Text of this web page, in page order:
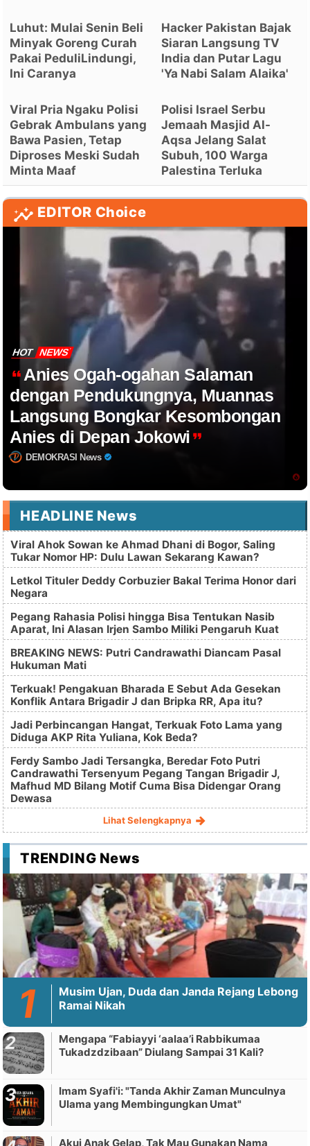
Luhut: Mulai Senin Beli
Minyak Goreng Curah
Pakai PeduliLindungi,
Ini Caranya
Hacker Pakistan Bajak
Siaran Langsung TV
India dan Putar Lagu
'Ya Nabi Salam Alaika'
Viral Pria Ngaku Polisi
Gebrak Ambulans yang
Bawa Pasien, Tetap
Diproses Meski Sudah
Minta Maaf
Polisi Israel Serbu
Jemaah Masjid Al-
Aqsa Jelang Salat
Subuh, 100 Warga
Palestina Terluka
EDITOR Choice
HOT NEWS
Anies Ogah-ogahan Salaman
dengan Pendukungnya, Muannas
Langsung Bongkar Kesombongan
Anies di Depan Jokowi
DEMOKRASI News
HEADLINE News
Viral Ahok Sowan ke Ahmad Dhani di Bogor, Saling
Tukar Nomor HP: Dulu Lawan Sekarang Kawan?
Letkol Tituler Deddy Corbuzier Bakal Terima Honor dari
Negara
Pegang Rahasia Polisi hingga Bisa Tentukan Nasib
Aparat, Ini Alasan Irjen Sambo Miliki Pengaruh Kuat
BREAKING NEWS: Putri Candrawathi Diancam Pasal
Hukuman Mati
Terkuak! Pengakuan Bharada E Sebut Ada Gesekan
Konflik Antara Brigadir J dan Bripka RR, Apa itu?
Jadi Perbincangan Hangat, Terkuak Foto Lama yang
Diduga AKP Rita Yuliana, Kok Beda?
Ferdy Sambo Jadi Tersangka, Beredar Foto Putri
Candrawathi Tersenyum Pegang Tangan Brigadir J,
Mafhud MD Bilang Motif Cuma Bisa Didengar Orang
Dewasa
Lihat Selengkapnya
TRENDING News
Musim Ujan, Duda dan Janda Rejang Lebong
Ramai Nikah
Mengapa “Fabiayyi ‘aalaa’i Rabbikumaa
Tukadzdzibaan” Diulang Sampai 31 Kali?
Imam Syafi'i: "Tanda Akhir Zaman Munculnya
Ulama yang Membingungkan Umat"
Akui Anak Gelap, Tak Mau Gunakan Nama